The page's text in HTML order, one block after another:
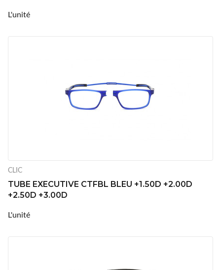
L'unité
CLIC
TUBE EXECUTIVE CTFBL BLEU +1.50D +2.00D
+2.50D +3.00D
L'unité